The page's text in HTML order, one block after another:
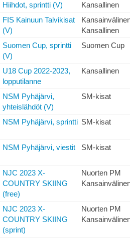
Hiihdot, sprintti (V)
Kansallinen
FIS Kainuun Talvikisat
(V)
Kansallinen
Suomen Cup, sprintti
(V)
Suomen Cup
U18 Cup 2022-2023,
lopputilanne
Kansallinen
NSM Pyhäjärvi,
yhteislähdöt (V)
SM-kisat
NSM Pyhäjärvi, sprintti SM-kisat
NSM Pyhäjärvi, viestit SM-kisat
NJC 2023 X-
COUNTRY SKIING
(free)
Nuorten PM
NJC 2023 X-
COUNTRY SKIING
(sprint)
Nuorten PM